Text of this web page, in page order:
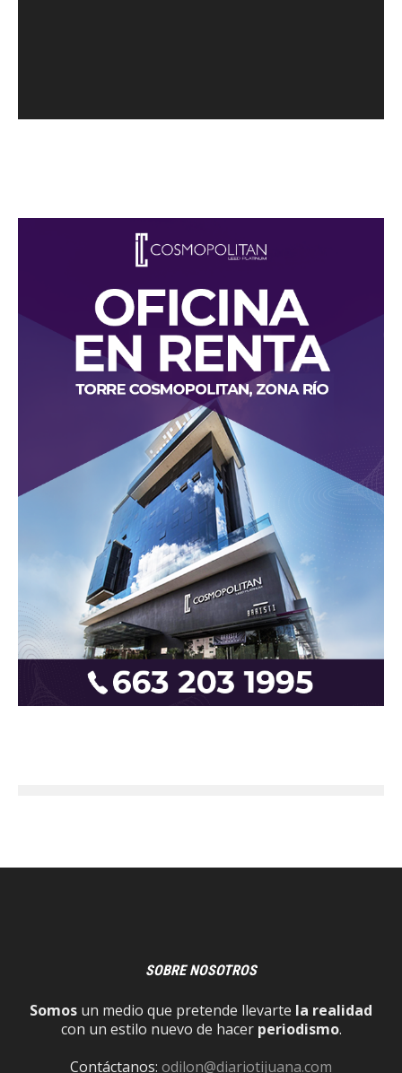
SOBRE NOSOTROS
Somos un medio que pretende llevarte la realidad
con un estilo nuevo de hacer periodismo.
Contáctanos: odilon@diariotijuana.com